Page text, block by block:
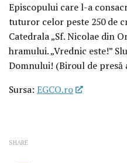
Episcopului care l-a
tuturor celor peste 250 de
Catedrala „Sf. Nicolae din
hramului. „Vrednic este!”
Domnului! (Biroul de presă
Sursa: EGCO.ro
SHARE